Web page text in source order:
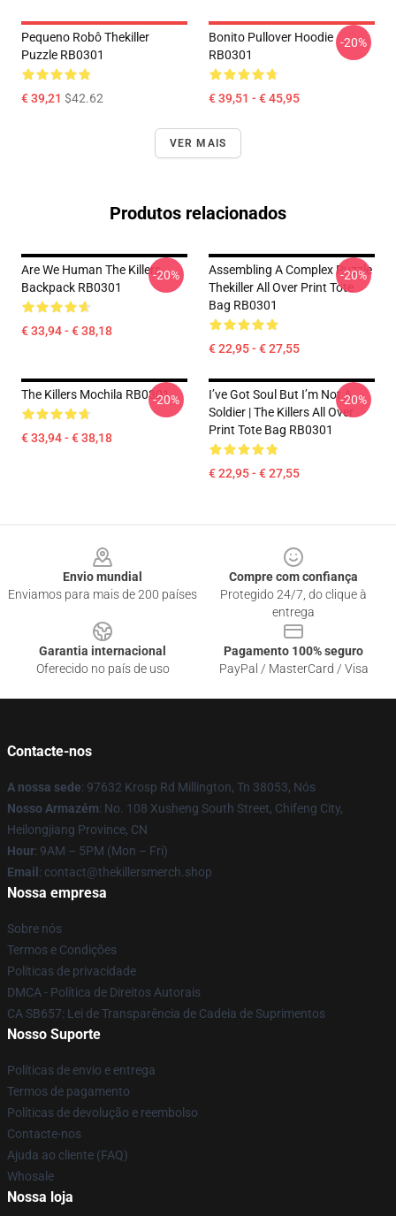
Pequeno Robô Thekiller
Puzzle RB0301
€ 39,21 $42.62
Bonito Pullover Hoodie
RB0301
€ 39,51 - € 45,95
-20%
VER MAIS
Produtos relacionados
Are We Human The Killers
Backpack RB0301
€ 33,94 - € 38,18
-20%
Assembling A Complex Puzzle
Thekiller All Over Print Tote
Bag RB0301
€ 22,95 - € 27,55
-20%
The Killers Mochila RB0301
€ 33,94 - € 38,18
-20%
I’ve Got Soul But I’m Not A
Soldier | The Killers All Over
Print Tote Bag RB0301
€ 22,95 - € 27,55
-20%
Envio mundial
Enviamos para mais de 200 países
Compre com confiança
Protegido 24/7, do clique à
entrega
Garantia internacional
Oferecido no país de uso
Pagamento 100% seguro
PayPal / MasterCard / Visa
Contacte-nos
A nossa sede: 97632 Krosp Rd Millington, Tn 38053, Nós
Nosso Armazém: No. 108 Xusheng South Street, Chifeng City,
Heilongjiang Province, CN
Hour: 9AM – 5PM (Mon – Fri)
Email : contact@thekillersmerch.shop
Nossa empresa
Sobre nós
Termos e Condições
Políticas de privacidade
DMCA - Política de Direitos Autorais
CA SB657: Lei de Transparência de Cadeia de Suprimentos
Nosso Suporte
Políticas de envio e entrega
Termos de pagamento
Políticas de devolução e reembolso
Contacte-nos
Ajuda ao cliente (FAQ)
Whosale
Nossa loja